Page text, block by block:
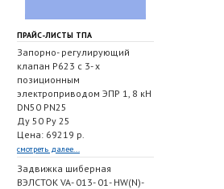
ПРАЙС-ЛИСТЫ ТПА
Запорно- регулирующий
клапан Р623 с 3- х
позиционным
электроприводом ЭПР 1, 8 кН
DN50 PN25
Ду 50 Ру 25
Цена: 69219 р.
смотреть далее...
Задвижка шиберная
ВЭЛСТОК VA- 013- 01- HW(N)-